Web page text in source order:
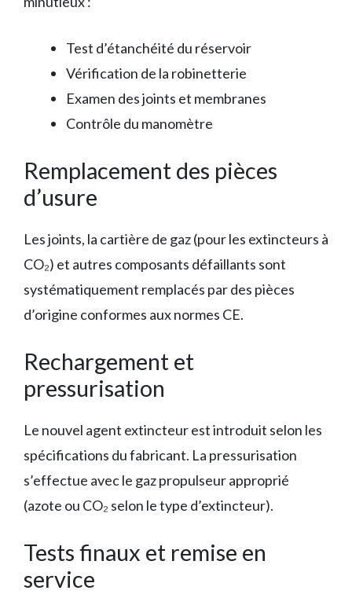
Test d’étanchéité du réservoir
Vérification de la robinetterie
Examen des joints et membranes
Contrôle du manomètre
Remplacement des pièces
d’usure
Les joints, la cartière de gaz (pour les extincteurs à
CO₂) et autres composants défaillants sont
systématiquement remplacés par des pièces
d’origine conformes aux normes CE.
Rechargement et
pressurisation
Le nouvel agent extincteur est introduit selon les
spécifications du fabricant. La pressurisation
s’effectue avec le gaz propulseur approprié
(azote ou CO₂ selon le type d’extincteur).
Tests finaux et remise en
service